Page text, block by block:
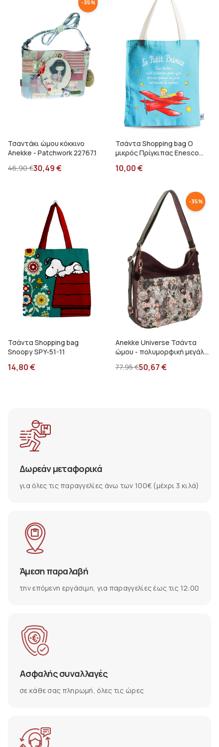
-35%
Τσαντάκι ώμου κόκκινο
Anekke - Patchwork 22767.1
46,90€30,49€
Τσάντα Shopping bag Ο
μικρός Πρίγκιπας Enesco
10,00€
Τσάντα Shopping bag
Snoopy SPY-51-11
14,80€
-35%
Anekke Universe Τσάντα
ώμου - πολυμορφική μεγάλη
77,95€50,67€
Δωρεάν μεταφορικά
για όλες τις παραγγελίες άνω των 100€ (μέχρι 3 κιλά)
Άμεση παραλαβή
την επόμενη εργάσιμη, για παραγγελίες έως τις 12:00
Ασφαλής συναλλαγές
σε κάθε σας πληρωμή, όλες τις ώρες